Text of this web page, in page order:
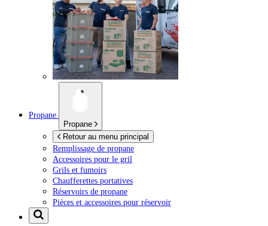
Propane
Propane
Retour au menu principal
Remplissage de propane
Accessoires pour le gril
Grils et fumoirs
Chaufferettes portatives
Réservoirs de propane
Pièces et accessoires pour réservoir